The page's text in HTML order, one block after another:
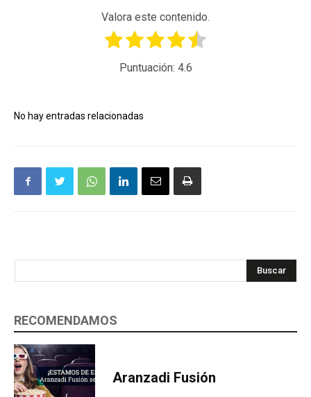
Valora este contenido.
Puntuación: 4.6
No hay entradas relacionadas
Buscar
RECOMENDAMOS
Aranzadi Fusión